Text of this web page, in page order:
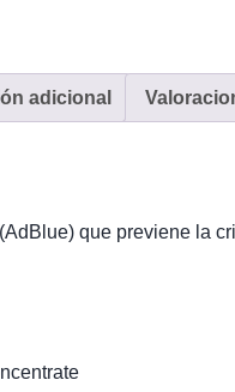
adicional
que previene la